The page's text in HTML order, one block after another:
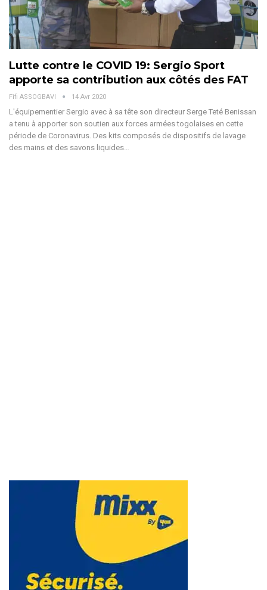
Lutte contre le COVID 19: Sergio Sport
apporte sa contribution aux côtés des FAT
Fifi ASSOGBAVI 14 Avr 2020
L'équipementier Sergio avec à sa tête son directeur Serge Teté Benissan
a tenu à apporter son soutien aux forces armées togolaises en cette
période de Coronavirus. Des kits composés de dispositifs de lavage
des mains et des savons liquides…